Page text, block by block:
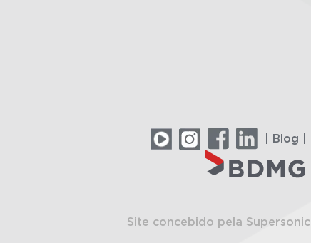
| Blog |
Site concebido pela Supersonic